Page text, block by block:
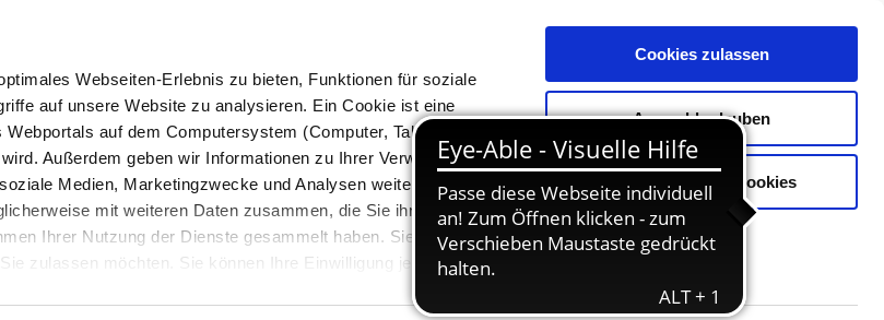
Webseiten-Erlebnis zu bieten, Funktionen für soziale
auf unsere Website zu analysieren. Ein Cookie ist eine
auf dem Computersystem (Computer, Tablet oder
Außerdem geben wir Informationen zu Ihrer Verwendung
Medien, Marketingzwecke und Analysen weiter. Unsere
mit weiteren Daten zusammen, die Sie ihnen
Ihrer Nutzung der Dienste gesammelt haben. Sie können
zulassen möchten. Sie können Ihre Einwilligung jederzeit
Cookies zulassen
Auswahl erlauben
Nur notwendige Cookies